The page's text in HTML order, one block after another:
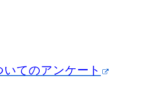
てのアンケート